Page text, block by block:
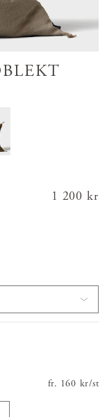
Pris:
1 200 kr
fr. Pris :160
160 kr/st